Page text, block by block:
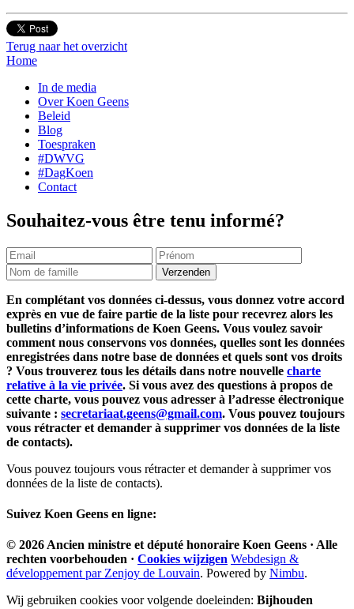
Terug naar het overzicht
Home
In de media
Over Koen Geens
Beleid
Blog
Toespraken
#DWVG
#DagKoen
Contact
Souhaitez-vous être tenu informé?
En complétant vos données ci-dessus, vous donnez votre accord
exprès en vue de faire partie de la liste pour recevrez alors les
bulletins d’informations de Koen Geens. Vous voulez savoir
comment nous conservons vos données, quelles sont les données
enregistrées dans notre base de données et quels sont vos droits
? Vous trouverez tous les détails dans notre nouvelle charte
relative à la vie privée. Si vous avez des questions à propos de
cette charte, vous pouvez vous adresser à l’adresse électronique
suivante : secretariaat.geens@gmail.com. Vous pouvez toujours
vous rétracter et demander à supprimer vos données de la liste
de contacts).
Vous pouvez toujours vous rétracter et demander à supprimer vos
données de la liste de contacts).
Suivez Koen Geens en ligne:
© 2026 Ancien ministre et député honoraire Koen Geens · Alle
rechten voorbehouden · Cookies wijzigen Webdesign &
développement par Zenjoy de Louvain. Powered by Nimbu.
Wij gebruiken cookies voor volgende doeleinden: Bijhouden